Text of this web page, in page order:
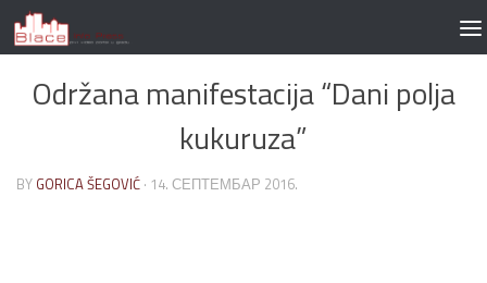
Skip to content
Održana manifestacija “Dani polja
kukuruza”
BY GORICA ŠEGOVIĆ · 14. СЕПТЕМБАР 2016.